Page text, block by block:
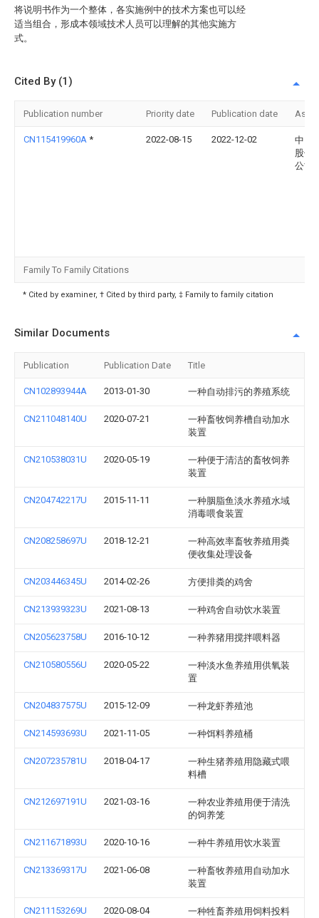
将说明书作为一个整体，各实施例中的技术方案也可以经
适当组合，形成本领域技术人员可以理解的其他实施方
式。
Cited By (1)
Publication number Priority date Publication date
CN115419960A * 2022-08-15 2022-12-02
中国
股份
公司
Family To Family Citations
* Cited by examiner, † Cited by third party, ‡ Family to family citation
Similar Documents
Publication Publication Date Title
CN102893944A 2013-01-30 一种自动排污的养殖系统
CN211048140U 2020-07-21
一种畜牧饲养槽自动加水
装置
CN210538031U 2020-05-19
一种便于清洁的畜牧饲养
装置
CN204742217U 2015-11-11
一种胭脂鱼淡水养殖水域
消毒喂食装置
CN208258697U 2018-12-21
一种高效率畜牧养殖用粪
便收集处理设备
CN203446345U 2014-02-26 方便排粪的鸡舍
CN213939323U 2021-08-13 一种鸡舍自动饮水装置
CN205623758U 2016-10-12 一种养猪用搅拌喂料器
CN210580556U 2020-05-22
一种淡水鱼养殖用供氧装
置
CN204837575U 2015-12-09 一种龙虾养殖池
CN214593693U 2021-11-05 一种饵料养殖桶
CN207235781U 2018-04-17
一种生猪养殖用隐藏式喂
料槽
CN212697191U 2021-03-16
一种农业养殖用便于清洗
的饲养笼
CN211671893U 2020-10-16 一种牛养殖用饮水装置
CN213369317U 2021-06-08
一种畜牧养殖用自动加水
装置
CN211153269U 2020-08-04
一种牲畜养殖用饲料投料